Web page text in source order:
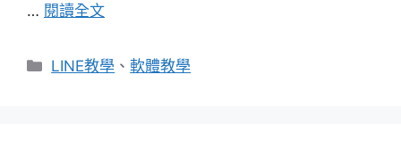
… 閱讀全文
分
LINE教學 、軟體教學